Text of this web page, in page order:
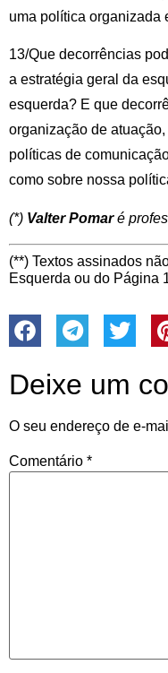
uma política organizada
13/Que decorrências
a estratégia geral da
esquerda? E que
organização de
políticas de
como sobre nossa
(*) Valter Pomaré
(**) Textos assinados
Esquerda ou do Página
Deixe um
O seu endereço de e-
Comentário *